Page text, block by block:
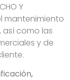
Y
mantenimiento
así como las
y de